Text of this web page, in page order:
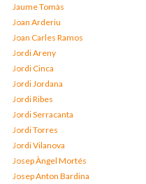
Jaume Tomàs
Joan Arderiu
Joan Carles Ramos
Jordi Areny
Jordi Cinca
Jordi Jordana
Jordi Ribes
Jordi Serracanta
Jordi Torres
Jordi Vilanova
Josep Àngel Mortés
Josep Anton Bardina